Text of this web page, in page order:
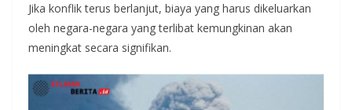
Jika konflik terus berlanjut, biaya yang harus dikeluarkan
oleh negara-negara yang terlibat kemungkinan akan
meningkat secara signifikan.